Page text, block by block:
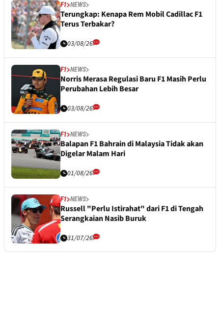
F1 NEWS
Terungkap: Kenapa Rem Mobil Cadillac F1
Terus Terbakar?
03/08/26
F1 NEWS
Norris Merasa Regulasi Baru F1 Masih Perlu
Perubahan Lebih Besar
03/08/26
F1 NEWS
Balapan F1 Bahrain di Malaysia Tidak akan
Digelar Malam Hari
01/08/26
F1 NEWS
Russell "Perlu Istirahat" dari F1 di Tengah
Serangkaian Nasib Buruk
31/07/26